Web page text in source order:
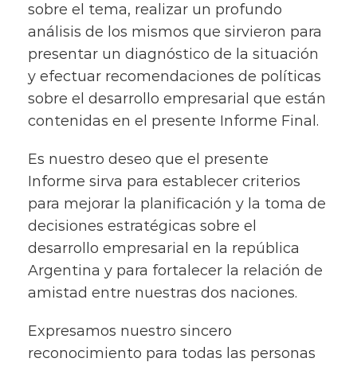
sobre el tema, realizar un profundo
análisis de los mismos que sirvieron para
presentar un diagnóstico de la situación
y efectuar recomendaciones de políticas
sobre el desarrollo empresarial que están
contenidas en el presente Informe Final.
Es nuestro deseo que el presente
Informe sirva para establecer criterios
para mejorar la planificación y la toma de
decisiones estratégicas sobre el
desarrollo empresarial en la república
Argentina y para fortalecer la relación de
amistad entre nuestras dos naciones.
Expresamos nuestro sincero
reconocimiento para todas las personas